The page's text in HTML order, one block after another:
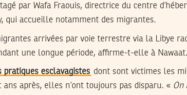
par Wafa Fraouis, directrice du centre
qui accueille notamment des migrantes.
arrivées par voie terrestre via la Libye
une longue période, affirme-t-elle à Nawaat.
pratiques esclavagistes dont sont victimes les
ans après, elles n’ont toujours pas disparu. « On